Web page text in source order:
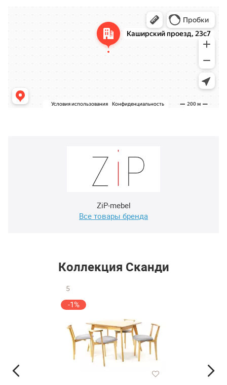
ZiP-mebel
Все товары бренда
Коллекция Сканди
5
-1%